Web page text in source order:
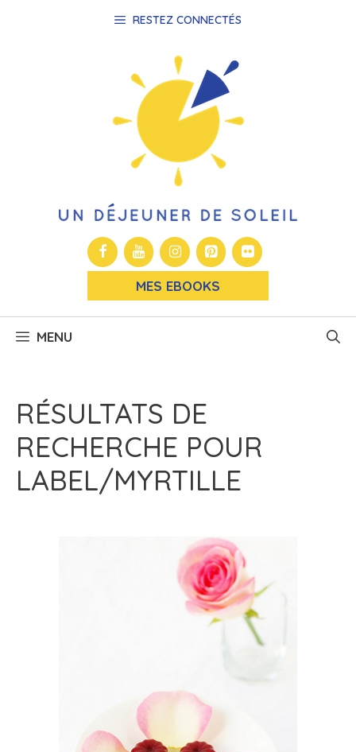
RESTEZ CONNECTÉS
MES EBOOKS
MENU
RÉSULTATS DE
RECHERCHE POUR
LABEL/MYRTILLE